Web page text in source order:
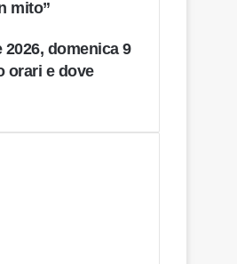
mito”
domenica 9
orari e dove